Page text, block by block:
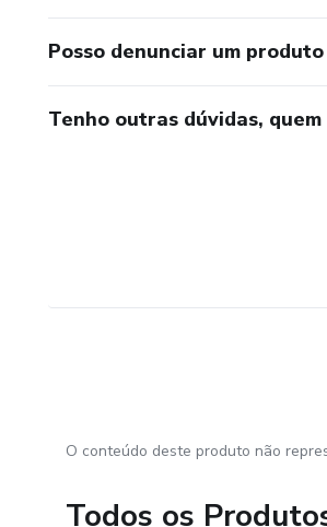
Posso denunciar um
Tenho outras dúvidas,
O conteúdo deste produto não
Todos os